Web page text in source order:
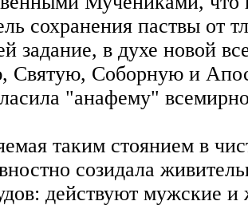
сохранения паствы от
задание, в духе новой
Святую, Соборную и
"анафему"
таким стоянием в
созидала
действуют мужские